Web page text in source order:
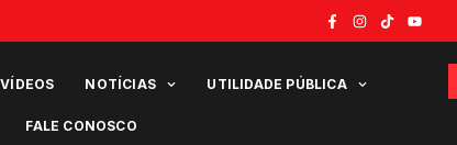
VÍDEOS NOTÍCIAS UTILIDADE PÚBLICA
FALE CONOSCO